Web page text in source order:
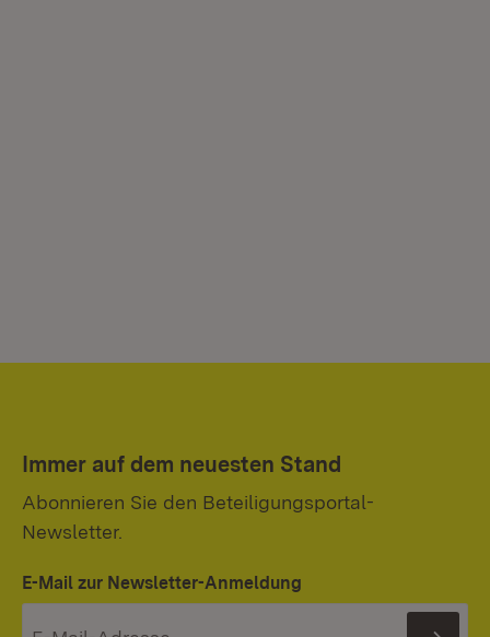
Immer auf dem neuesten Stand
Abonnieren Sie den Beteiligungsportal-
Newsletter.
E-Mail zur Newsletter-Anmeldung